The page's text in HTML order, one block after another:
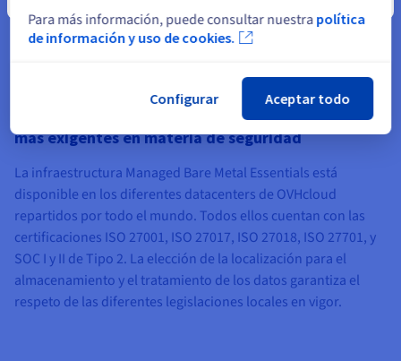
Solución de confianza conforme con los estándares
más exigentes en materia de seguridad
La infraestructura Managed Bare Metal Essentials está
disponible en los diferentes datacenters de OVHcloud
repartidos por todo el mundo. Todos ellos cuentan con las
certificaciones ISO 27001, ISO 27017, ISO 27018, ISO 27701, y
SOC I y II de Tipo 2. La elección de la localización para el
almacenamiento y el tratamiento de los datos garantiza el
respeto de las diferentes legislaciones locales en vigor.
Para más información, puede consultar nuestra política
de información y uso de cookies.
Configurar Aceptar todo